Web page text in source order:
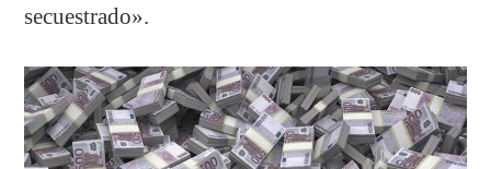
secuestrado».